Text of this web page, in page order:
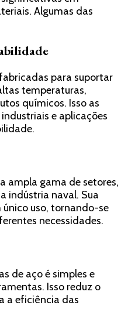
Algumas das
para suportar
temperaturas,
químicos. Isso as
e aplicações
ampla gama de setores,
indústria naval. Sua
uso, tornando-se
necessidades.
de aço é simples e
Isso reduz o
a eficiência das